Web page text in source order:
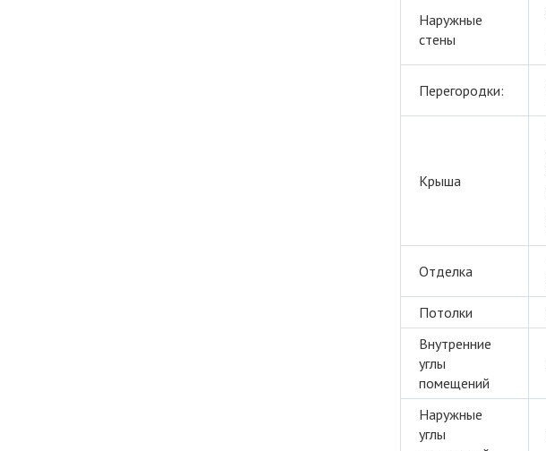
Наружные
стены
Перегородки:
Крыша
Отделка
Потолки
Внутренние
углы
помещений
Наружные
углы